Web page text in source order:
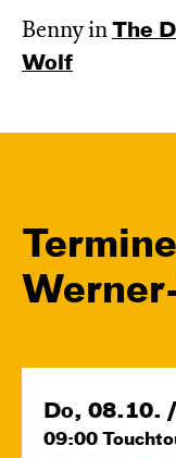
Benny in The
Wolf
Do, 08.10.
09:00